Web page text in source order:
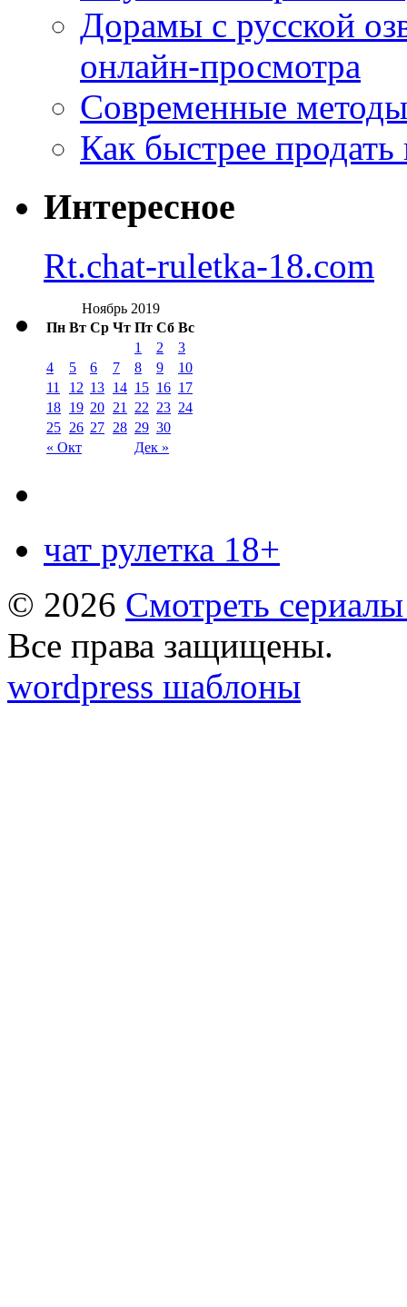
Дорамы с русской
онлайн-просмотра
Современные
Как быстрее
Интересное
Rt.chat-ruletka-18.com
Ноябрь 2019
Пн Вт Ср Чт Пт Сб Вс
« Окт Дек »
1 2
3
4
5 6 7 8 9
10
11
12 13 14 15 16 17
18 19 20 21 22 23 24
25 26 27 28 29 30
чат рулетка 18+
© 2026 Смотреть
Все права защищены.
wordpress шаблоны